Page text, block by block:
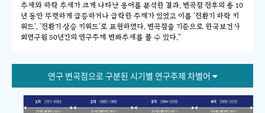
추세와 하락 추세가 크게 나타난 용어를 분석한 결과, 변곡점 전후의 총 10
년 동안 뚜렷하게 급증하거나 급락한 주제가 있었고 이를 '전환기 하락 키
워드', '전환기 상승 키워드'로 표현하였다. 변곡점을 기준으로 한국보건사
회연구원 50년간의 연구주제 변화추세를 볼 수 있다."
연구 변곡점으로 구분된 시기별 연구주제 차별어